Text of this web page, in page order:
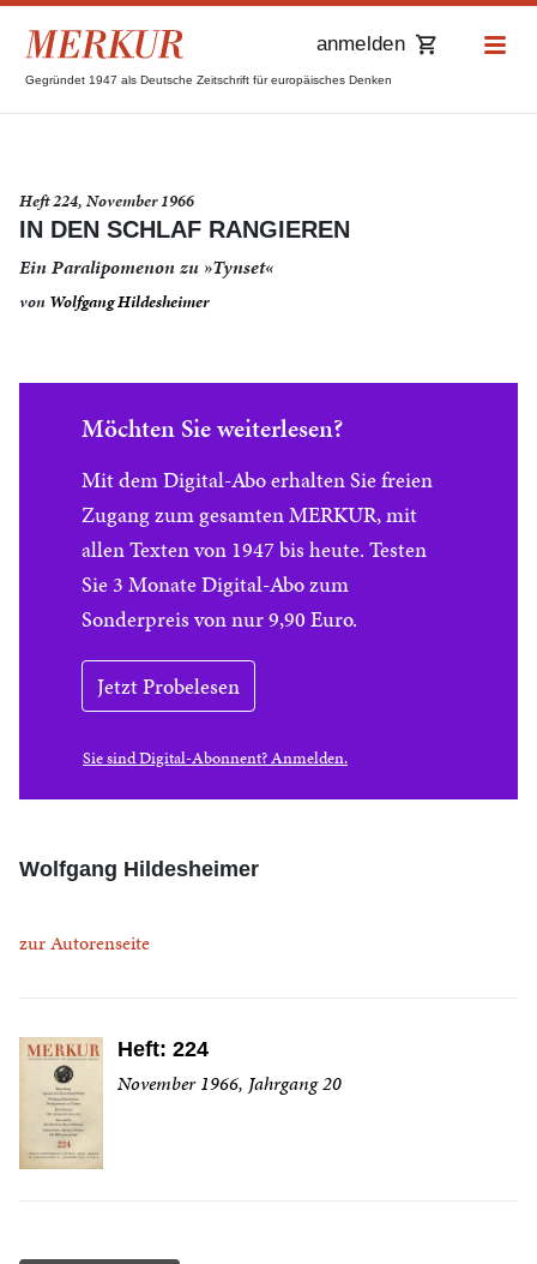
Gegründet 1947 als Deutsche Zeitschrift für europäisches Denken
anmelden
Heft 224, November 1966
IN DEN SCHLAF RANGIEREN
Ein Paralipomenon zu »Tynset«
von Wolfgang Hildesheimer
Möchten Sie weiterlesen?
Mit dem Digital-Abo erhalten Sie freien
Zugang zum gesamten MERKUR, mit
allen Texten von 1947 bis heute. Testen
Sie 3 Monate Digital-Abo zum
Sonderpreis von nur 9,90 Euro.
Jetzt Probelesen
Sie sind Digital-Abonnent? Anmelden.
Wolfgang Hildesheimer
zur Autorenseite
Heft: 224
November 1966, Jahrgang 20